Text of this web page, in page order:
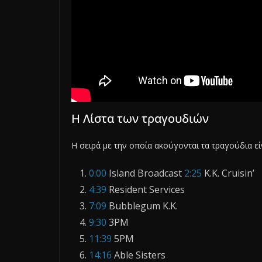
H Λίστα των τραγουδιών
Η σειρά με την οποία ακούγονται τα τραγούδια
0:00 Island Broadcast 2:25 K.K. Cruisin’
4:39 Resident Services
7:09 Bubblegum K.K.
9:30 3PM
11:39 5PM
14:16 Able Sisters